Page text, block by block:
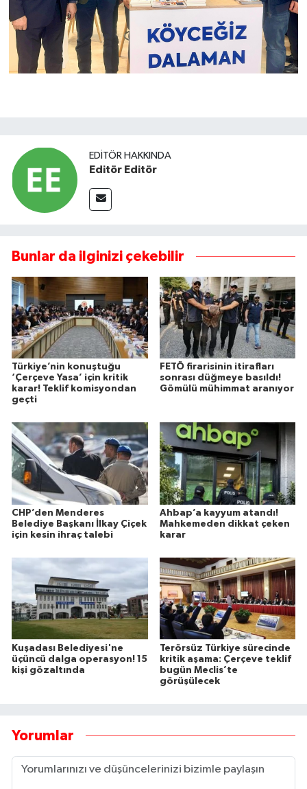
EDITÖR HAKKINDA
Editör Editör
Bunlar da ilginizi çekebilir
Türkiye’nin konuştuğu
‘Çerçeve Yasa’ için kritik
karar! Teklif komisyondan
geçti
FETÖ firarisinin itirafları
sonrası düğmeye basıldı!
Gömülü mühimmat aranıyor
CHP’den Menderes
Belediye Başkanı İlkay Çiçek
için kesin ihraç talebi
Ahbap’a kayyum atandı!
Mahkemeden dikkat çeken
karar
Kuşadası Belediyesi'ne
üçüncü dalga operasyon! 15
kişi gözaltında
Terörsüz Türkiye sürecinde
kritik aşama: Çerçeve teklif
bugün Meclis’te
görüşülecek
Yorumlar